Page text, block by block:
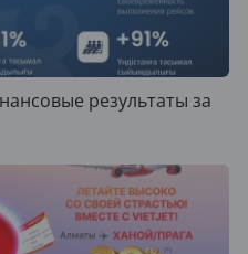
результаты за